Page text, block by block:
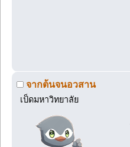
จากต้นจนอวสาน
เป็ดมหาวิทยาลัย